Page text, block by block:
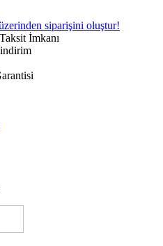
siparişini oluştur!
İmkanı